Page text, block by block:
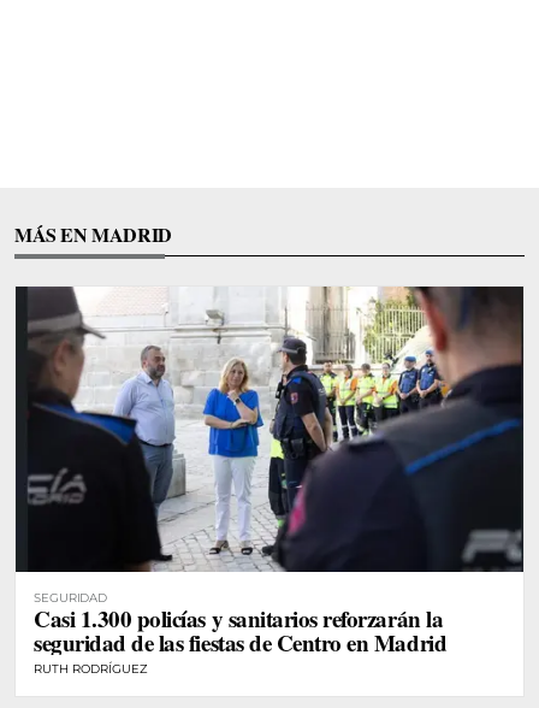
MÁS EN MADRID
SEGURIDAD
Casi 1.300 policías y sanitarios reforzarán la
seguridad de las fiestas de Centro en Madrid
RUTH RODRÍGUEZ